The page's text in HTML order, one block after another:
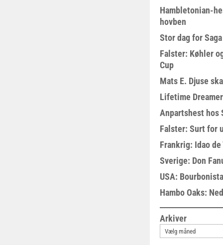
Hambletonian-
hovben
Stor dag for
Falster: Køhler
Cup
Mats E. Djuse
Lifetime
Anpartshest hos
Falster: Surt for
Frankrig: Idao
Sverige: Don
USA:
Hambo Oaks:
Arkiver